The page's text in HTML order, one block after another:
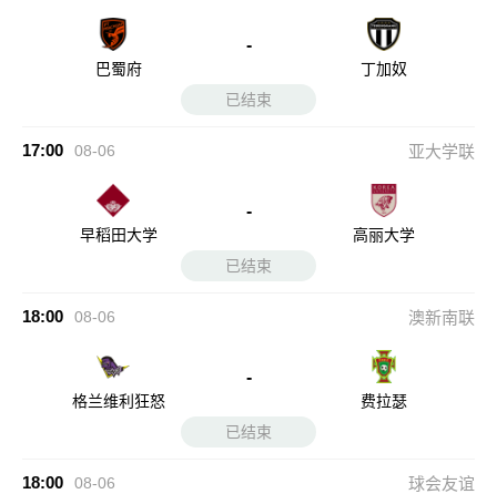
巴蜀府
-
丁加奴
已结束
17:00 08-06 亚大学联
早稻田大学
-
高丽大学
已结束
18:00 08-06 澳新南联
格兰维利狂怒
-
费拉瑟
已结束
18:00 08-06 球会友谊